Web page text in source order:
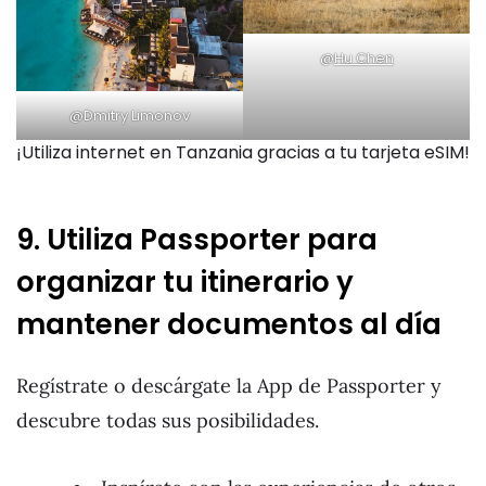
@Dmitry Limonov
@Hu Chen
¡Utiliza internet en Tanzania gracias a tu tarjeta eSIM!
9. Utiliza Passporter para
organizar tu itinerario y
mantener documentos al día
Regístrate o descárgate la App de Passporter y
descubre todas sus posibilidades.